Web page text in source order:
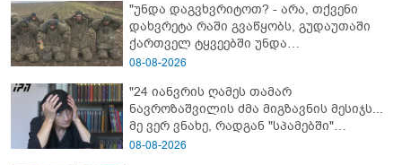
"უნდა დაგვხვრიტოთ? - არა, თქვენი
დახვრეტა რაში გვაწყობს, გუდაუთაში
ქართველ ტყვეებში უნდა
გადაგცვალოთ..."
08-08-2026
"24 იანვრის ღამეს თამარ
ნავროზაშვილის ძმა მიგზავნის მესიჯს...
მე ვერ ვნახე, რადგან "სპამებში"
ჩავარდა": რა მისწერა ნია იმნაძის ბიძამ
08-08-2026